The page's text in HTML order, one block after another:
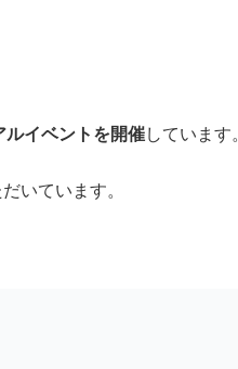
イベントを開催しています。
いています。